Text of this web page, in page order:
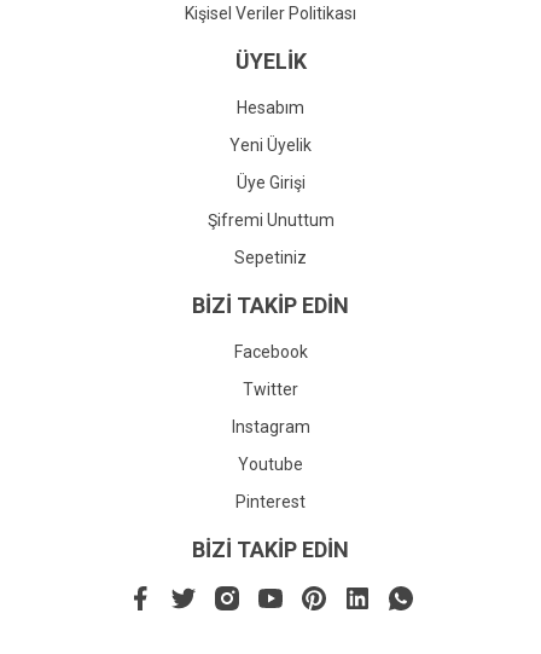
Kişisel Veriler Politikası
ÜYELİK
Hesabım
Yeni Üyelik
Üye Girişi
Şifremi Unuttum
Sepetiniz
BİZİ TAKİP EDİN
Facebook
Twitter
Instagram
Youtube
Pinterest
BİZİ TAKİP EDİN